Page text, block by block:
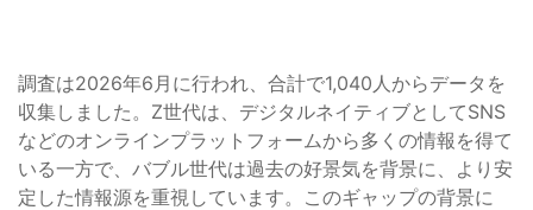
調査は2026年6月に行われ、合計で1,040人からデータを
収集しました。Z世代は、デジタルネイティブとしてSNS
などのオンラインプラットフォームから多くの情報を得て
いる一方で、バブル世代は過去の好景気を背景に、より安
定した情報源を重視しています。このギャップの背景に